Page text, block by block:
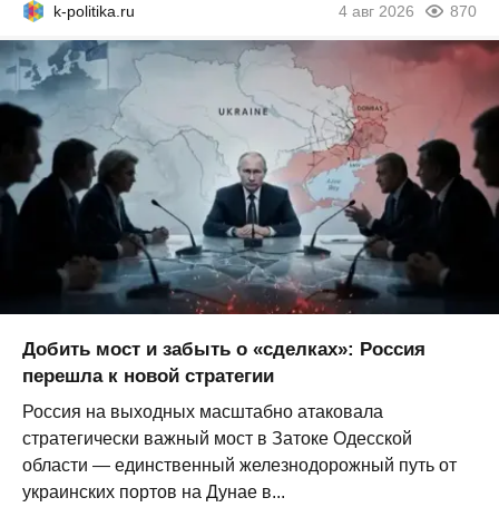
k-politika.ru 4 авг 2026 870
Добить мост и забыть о «сделках»: Россия
перешла к новой стратегии
Россия на выходных масштабно атаковала
стратегически важный мост в Затоке Одесской
области — единственный железнодорожный путь от
украинских портов на Дунае в...